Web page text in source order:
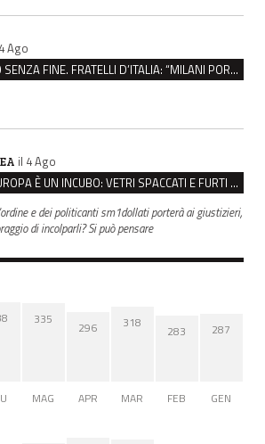
Ago
HELLWATT, SCONTRO SENZA FINE. FRATELLI D’ITALIA: “MILANI PORTA DOCUMENTI, DE FRANCO INSULTI”
il 4 Ago
REGGIO, PIAZZALE EUROPA È UN INCUBO: VETRI SPACCATI E FURTI SULLE AUTO IN SOSTA
e dei politicanti sm1dollati porterà ai giustizieri,
di incolparli? Si può pensare
335
MAG
296
APR
318
MAR
283
FEB
287
GEN